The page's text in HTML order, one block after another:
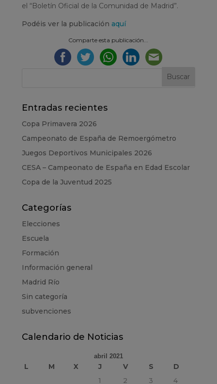
el “Boletín Oficial de la Comunidad de Madrid”.
Podéis ver la publicación aquí
Comparte esta publicación...
Entradas recientes
Copa Primavera 2026
Campeonato de España de Remoergómetro
Juegos Deportivos Municipales 2026
CESA – Campeonato de España en Edad Escolar
Copa de la Juventud 2025
Categorías
Elecciones
Escuela
Formación
Información general
Madrid Río
Sin categoría
subvenciones
Calendario de Noticias
abril 2021
L M X J V S
D
1
2 3 4